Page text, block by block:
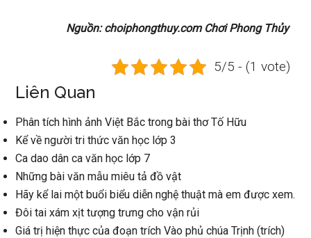
Nguồn: choiphongthuy.com Chơi Phong Thủy
5/5 - (1 vote)
Liên Quan
Phân tích hình ảnh Việt Bắc trong bài thơ Tố Hữu
Kể về người tri thức văn học lớp 3
Ca dao dân ca văn học lớp 7
Những bài văn mẫu miêu tả đồ vật
Hãy kể lai một buổi biểu diễn nghệ thuật mà em được xem.
Đôi tai xám xịt tượng trưng cho vận rủi
Giá trị hiện thực của đoạn trích Vào phủ chúa Trịnh (trích)